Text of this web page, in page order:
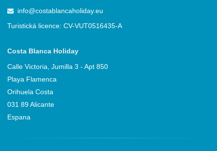
info@costablancaholiday.eu
Turistická licence: CV-VUT0516435-A
Costa Blanca Holiday
Calle Victoria, Jumilla 3 - Apt 850
Playa Flamenca
Orihuela Costa
031 89 Alicante
Espana